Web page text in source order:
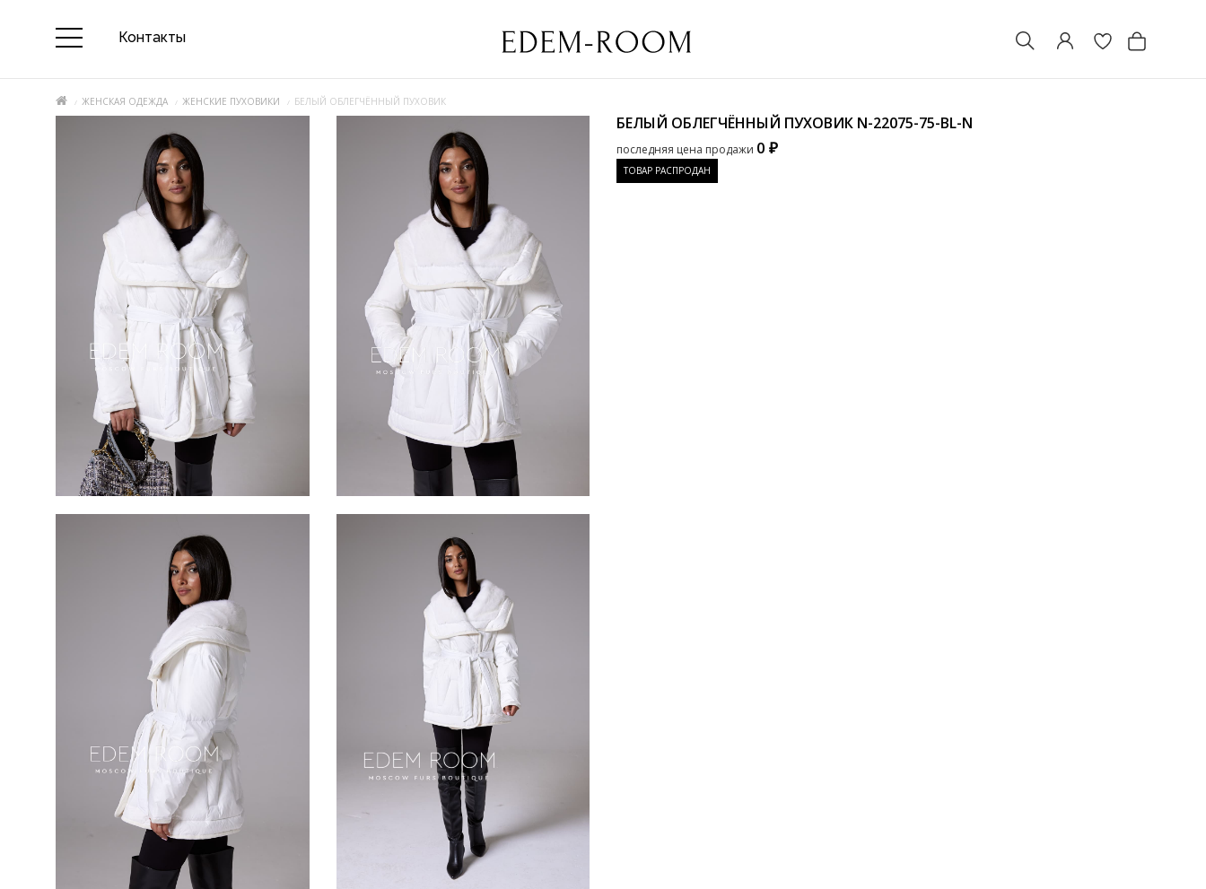
Контакты
ЖЕНСКАЯ ОДЕЖДА ЖЕНСКИЕ ПУХОВИКИ БЕЛЫЙ ОБЛЕГЧЁННЫЙ ПУХОВИК
БЕЛЫЙ ОБЛЕГЧЁННЫЙ ПУХОВИК N-22075-75-BL-N
последняя цена продажи 0 ₽
ТОВАР РАСПРОДАН